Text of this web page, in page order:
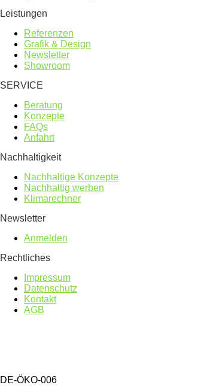
Leistungen
Referenzen
Grafik & Design
Newsletter
Showroom
SERVICE
Beratung
Konzepte
FAQs
Anfahrt
Nachhaltigkeit
Nachhaltige Konzepte
Nachhaltig werben
Klimarechner
Newsletter
Anmelden
Rechtliches
Impressum
Datenschutz
Kontakt
AGB
DE-ÖKO-006